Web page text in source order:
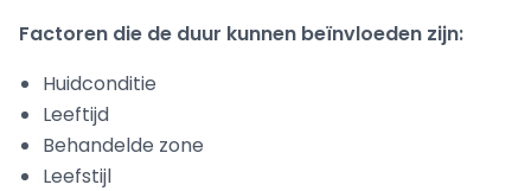
Factoren die de duur kunnen beïnvloeden zijn:
Huidconditie
Leeftijd
Behandelde zone
Leefstijl